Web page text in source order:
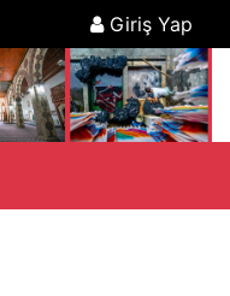
Giriş Yap